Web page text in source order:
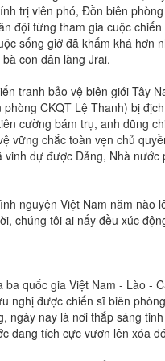
trị viên phó, Đồn biên
đội từng tham gia cuộc
sống giờ đã khấm khá hơn
con dân làng Jrai.
tranh bảo vệ biên giới Tây
CKQT Lệ Thanh) bị
cường bám trụ, anh dũng
vững chắc toàn vẹn chủ
dự được Đảng, Nhà
nguyện Việt Nam năm nào
chúng tôi ai nấy đều xúc
quốc gia Việt Nam - Lào -
nghị được chiến sĩ biên
ngày nay là nơi thắp sáng
đang tích cực vươn lên xóa